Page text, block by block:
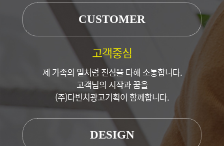
CUSTOMER
고객중심
제 가족의 일처럼 진심을 다해 소통합니다.
고객님의 시작과 꿈을
(주)다빈치광고기획이 함께합니다.
DESIGN